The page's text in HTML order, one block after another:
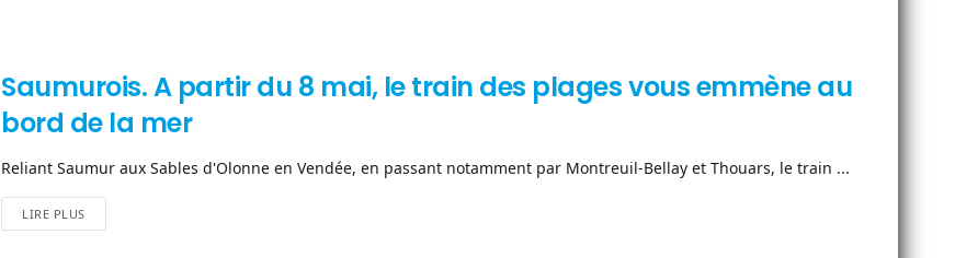
Saumurois. A partir du 8 mai, le train des plages vous emmène au
bord de la mer
Reliant Saumur aux Sables d'Olonne en Vendée, en passant notamment par Montreuil-Bellay et Thouars, le train ...
LIRE PLUS